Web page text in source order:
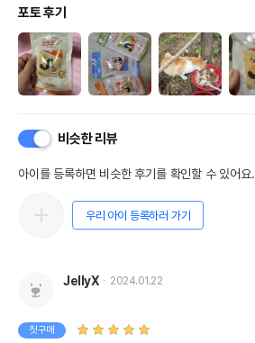
포토 후기
비슷한 리뷰
아이를 등록하면 비슷한 후기를 확인할 수 있어요.
우리 아이 등록하러 가기
JellyX 2024.01.22
첫구매